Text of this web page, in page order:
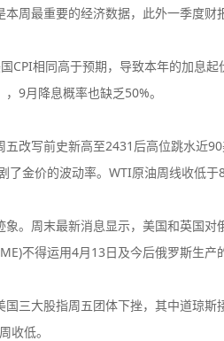
周最重要的经济数据，此外一季度财
CPI相同高于预期，导致本年的加息
9月降息概率也缺乏50%。
改写前史新高至2431后高位跳水近
了金价的波动率。WTI原油周线收低于
。周末最新消息显示，美国和英国
不得运用4月13日及今后俄罗斯生产
三大股指周五团体下挫，其中道琼
收低。
讯
监管中
澳大利亚
（MM）
监管中
澳大利亚
（MM）